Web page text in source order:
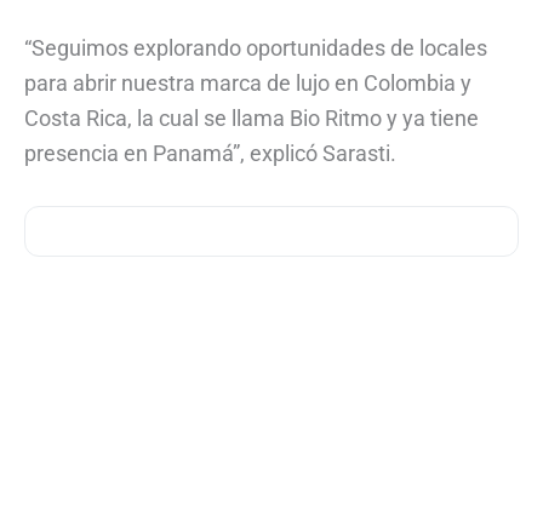
“Seguimos explorando oportunidades de locales
para abrir nuestra marca de lujo en Colombia y
Costa Rica, la cual se llama Bio Ritmo y ya tiene
presencia en Panamá”, explicó Sarasti.